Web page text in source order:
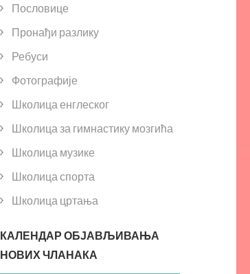
Пословице
Пронађи разлику
Ребуси
Фотографије
Школица енглеског
Школица за гимнастику мозгића
Школица музике
Школица спорта
Школица цртања
КАЛЕНДАР ОБЈАВЉИВАЊА
НОВИХ ЧЛАНАКА